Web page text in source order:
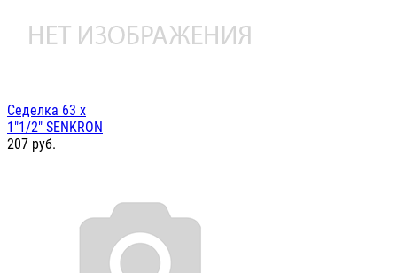
Седелка 63 х
1"1/2" SENKRON
207 руб.